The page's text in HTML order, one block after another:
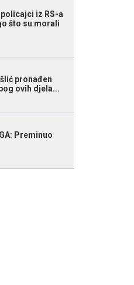
policajci iz RS-a
što su morali
pronađen
ovih djela...
Preminuo